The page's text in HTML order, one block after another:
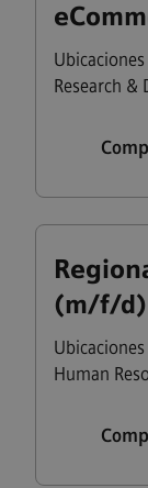
Research &
(m/f/d)
Human